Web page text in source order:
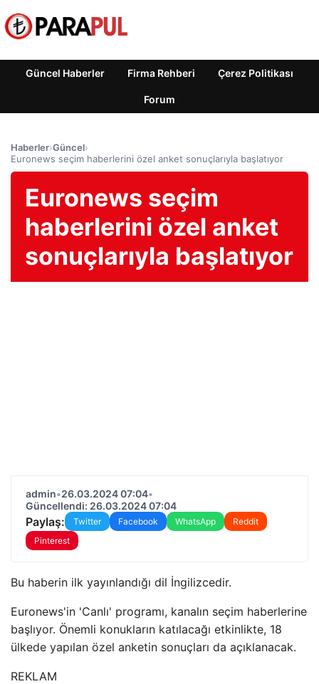
Güncel Haberler Firma Rehberi Çerez Politikası
Forum
Haberler›Güncel›
Euronews seçim haberlerini özel anket sonuçlarıyla başlatıyor
Euronews seçim
haberlerini özel anket
sonuçlarıyla başlatıyor
admin•26.03.2024 07:04•
Güncellendi: 26.03.2024 07:04
Paylaş: Twitter Facebook WhatsApp
Reddit
Pinterest
Bu haberin ilk yayınlandığı dil İngilizcedir.
Euronews'in 'Canlı' programı, kanalın seçim haberlerine
başlıyor. Önemli konukların katılacağı etkinlikte, 18
ülkede yapılan özel anketin sonuçları da açıklanacak.
REKLAM